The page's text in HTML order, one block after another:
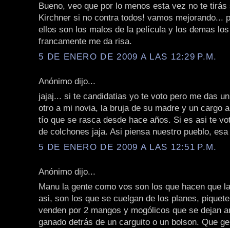
Bueno, veo que por lo menos esta vez no te
Kirchner si no contra todos! vamos mejorando...
ellos son los malos de la película y los demas
francamente me da risa.
5 DE ENERO DE 2009 A LAS 12:29 P.M.
Anónimo dijo...
jajaj... si te candidatias yo te voto pero me das
otro a mi novia, la bruja de su madre y un cargo
tío que se rasca desde hace años. Si es asi te
de colchones jaja. Asi piensa nuestro pueblo,
5 DE ENERO DE 2009 A LAS 12:51 P.M.
Anónimo dijo...
Manu la gente como vos son los que hacen que
asi, son los que se cuelgan de los planes,
venden por 2 mangos y mogólicos que se dejan
ganado detrás de un carguito o un bolson. Que